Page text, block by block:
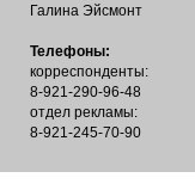
Галина Эйсмонт
Телефоны:
корреспонденты:
8-921-290-96-48
отдел рекламы:
8-921-245-70-90